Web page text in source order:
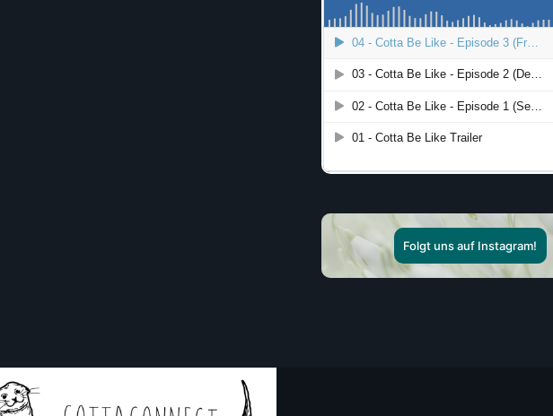
Folgt uns auf Instagram!